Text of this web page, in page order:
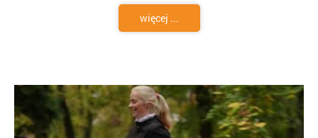
więcej ...